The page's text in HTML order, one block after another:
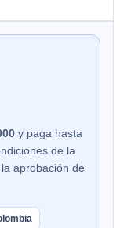
y paga hasta
de la
aprobación de